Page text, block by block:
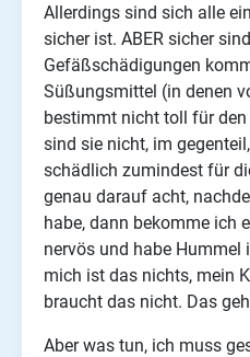
Allerdings sind sich alle
sicher ist. ABER sicher
Gefäßschädigungen
Süßungsmittel (in denen
bestimmt nicht toll für den
sind sie nicht, im
schädlich zumindest für
genau darauf acht,
habe, dann bekomme ich
nervös und habe Hummel
mich ist das nichts, mein
braucht das nicht. Das
Aber was tun, ich muss